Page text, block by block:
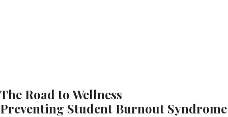
The Road to Wellness
Preventing Student Burnout Syndrome